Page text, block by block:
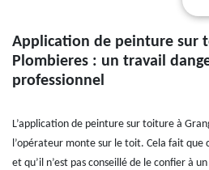
Application de peinture sur
Plombieres : un travail
professionnel
L’application de peinture sur toiture à
l’opérateur monte sur le toit. Cela fait
et qu’il n’est pas conseillé de le confier à